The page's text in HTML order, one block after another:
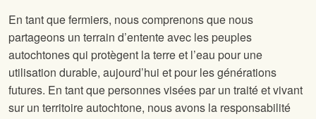
En tant que fermiers, nous comprenons que nous
partageons un terrain d’entente avec les peuples
autochtones qui protègent la terre et l’eau pour une
utilisation durable, aujourd’hui et pour les générations
futures. En tant que personnes visées par un traité et vivant
sur un territoire autochtone, nous avons la responsabilité